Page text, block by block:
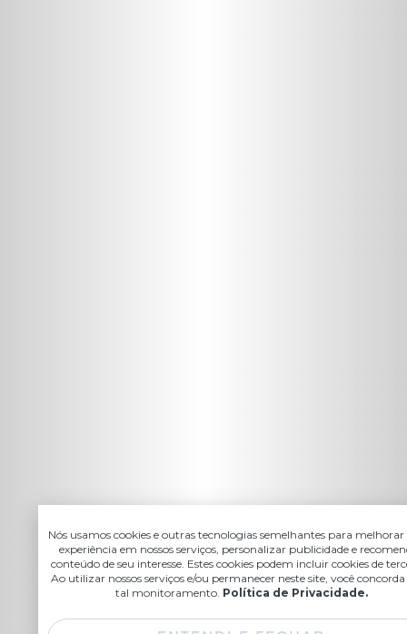
Nós usamos cookies e outras tecnologias semelhantes para melhorar
experiência em nossos serviços, personalizar publicidade e
conteúdo de seu interesse. Estes cookies podem incluir cookies de
Ao utilizar nossos serviços e/ou permanecer neste site, você
tal monitoramento. Política de Privacidade.